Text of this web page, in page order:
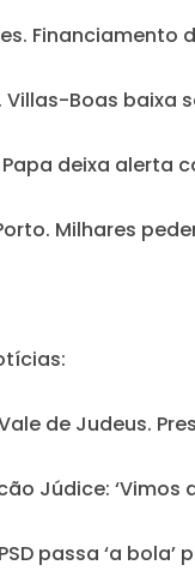
Financiamento
Villas-Boas
Papa deixa alerta
Milhares
de Judeus.
Júdice:
PSD passa ‘a